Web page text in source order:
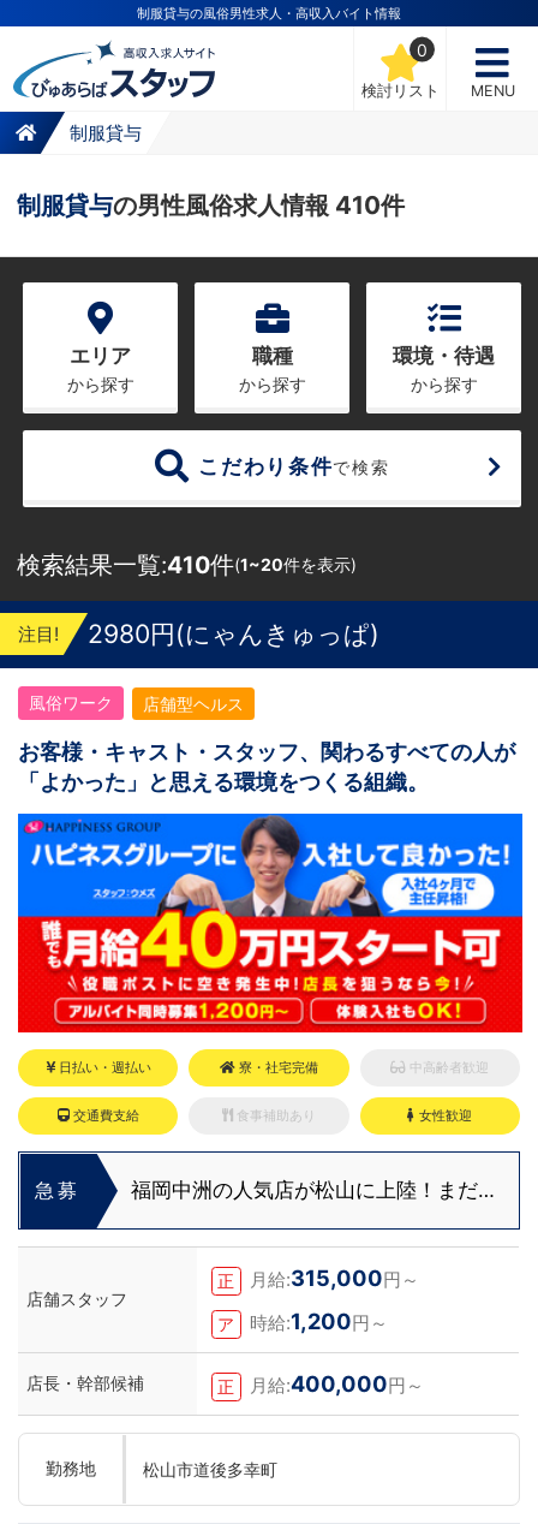
制服貸与の風俗男性求人・高収入バイト情報
検討リスト
0
MENU
制服貸与
制服貸与の男性風俗求人情報 410件
エリア
から探す
職種
から探す
環境・待遇
から探す
こだわり条件で検索
検索結果一覧:410件(1~20件を表示)
注目! 2980円(にゃんきゅっぱ)
風俗ワーク 店舗型ヘルス
お客様・キャスト・スタッフ、関わるすべての人が
「よかった」と思える環境をつくる組織。
日払い・週払い 寮・社宅完備 中高齢者歓迎
交通費支給 食事補助あり 女性歓迎
急募
福岡中洲の人気店が松山に上陸！まだま
店舗スタッフ
正 月給:315,000円～
ア 時給:1,200円～
店長・幹部候補 正 月給:400,000円～
勤務地 松山市道後多幸町